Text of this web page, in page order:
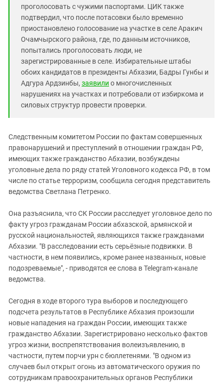
проголосовать с чужими паспортами. ЦИК также
подтвердил, что после потасовки было временно
приостановлено голосование на участке в селе Аракич
Очамчырского района, где, по данным источников,
попытались проголосовать люди, не
зарегистрированные в селе. Избирательные штабы
обоих кандидатов в президенты Абхазии, Бадры Гунбы и
Адгура Ардзинбы, заявили о многочисленных
нарушениях на участках и потребовали от избиркома и
силовых структур провести проверки.
Следственным комитетом России по фактам совершенных
правонарушений и преступлений в отношении граждан РФ,
имеющих также гражданство Абхазии, возбуждены
уголовные дела по ряду статей Уголовного кодекса РФ, в том
числе по статье терроризм, сообщила сегодня представитель
ведомства Светлана Петренко.
Она разъяснила, что СК России расследует уголовное дело по
факту угроз гражданам России абхазской, армянской и
русской национальностей, являющихся также гражданами
Абхазии. "В расследовании есть серьёзные подвижки. В
частности, в нем появились, кроме ранее названных, новые
подозреваемые", - приводятся ее слова в Telegram-канале
ведомства.
Сегодня в ходе второго тура выборов и последующего
подсчета результатов в Республике Абхазия произошли
новые нападения на граждан России, имеющих также
гражданство Абхазии. Зарегистрировано несколько фактов
угроз жизни, воспрепятствования волеизъявлению, в
частности, путем порчи урн с бюллетенями. "В одном из
случаев был открыт огонь из автоматического оружия по
сотрудникам правоохранительных органов Республики